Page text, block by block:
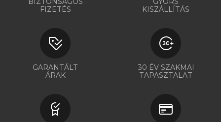
FIZETÉS
KISZÁLLÍTÁS
GARANTÁLT
ÁRAK
30 ÉV SZAKMAI
TAPASZTALAT